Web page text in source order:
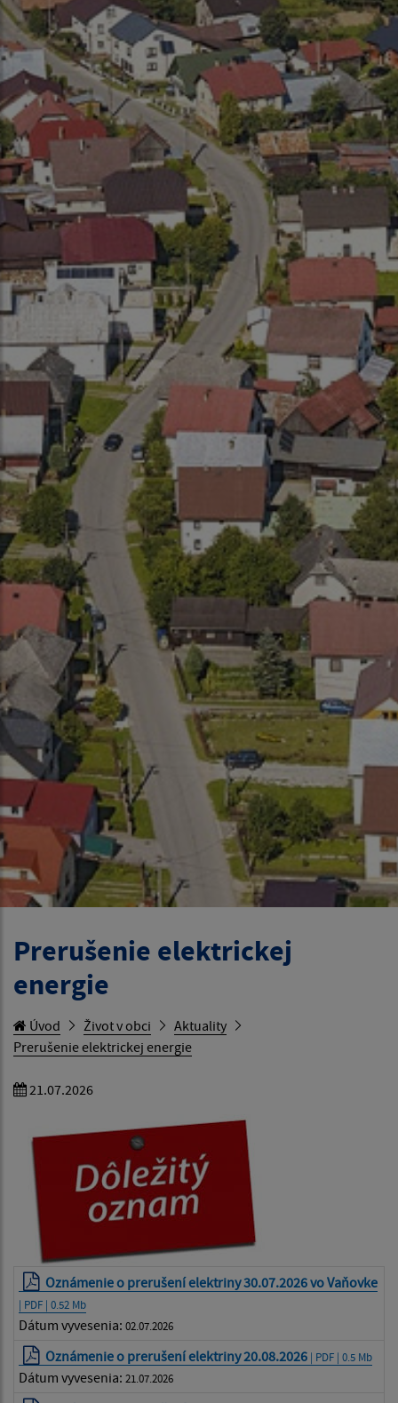
Prerušenie elektrickej
energie
Úvod Život v obci
Aktuality
Prerušenie elektrickej energie
21.07.2026
Oznámenie o prerušení elektriny 30.07.2026 vo Vaňovke
| PDF | 0.52 Mb
Dátum vyvesenia: 02.07.2026
Oznámenie o prerušení elektriny 20.08.2026 | PDF | 0.5 Mb
Dátum vyvesenia: 21.07.2026